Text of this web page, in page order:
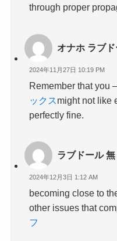
through proper
オナホ ラブ
2024年11月27日 10:19 PM
Remember that you
ックス might not like
perfectly fine.
ラブドール
2024年12月3日 1:12 AM
becoming close to
other issues that
フ